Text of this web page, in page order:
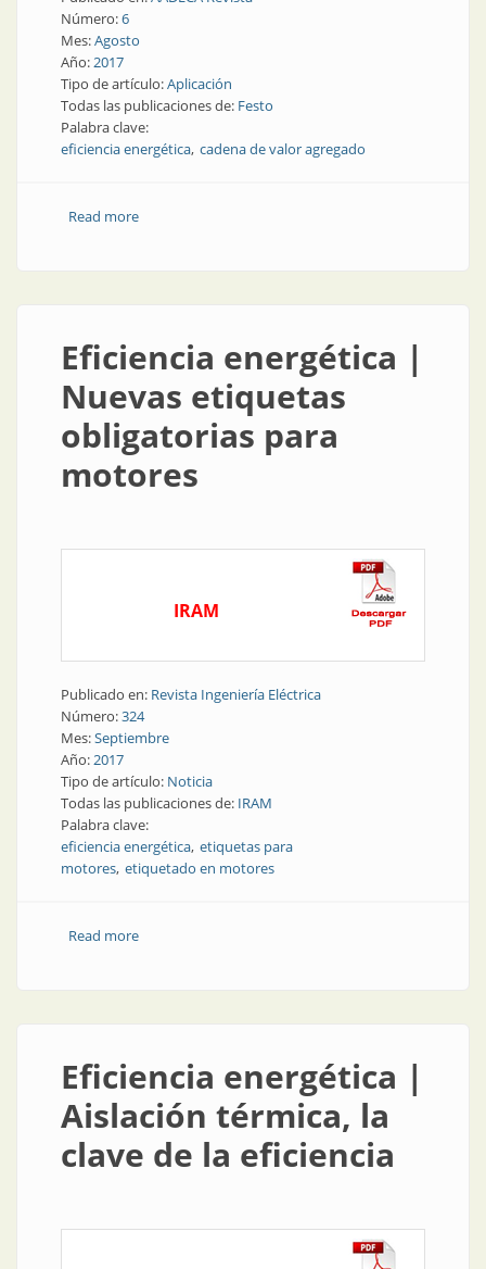
Número:6
Mes:Agosto
Año:2017
Tipo de artículo:Aplicación
Todas las publicaciones de: Festo
Palabra clave:
eficiencia energética cadena de valor agregado
Read moreabout Eficiencia energética como un tema
Eficiencia energética |
Nuevas etiquetas
obligatorias para
motores
IRAM
Publicado en: Revista Ingeniería Eléctrica
Número:324
Mes:Septiembre
Año:2017
Tipo de artículo: Noticia
Todas las publicaciones de: IRAM
Palabra clave:
eficiencia energética etiquetas para
motores etiquetado en motores
Read moreabout Eficiencia energética | Nuevas etiquetas
Eficiencia energética |
Aislación térmica, la
clave de la eficiencia